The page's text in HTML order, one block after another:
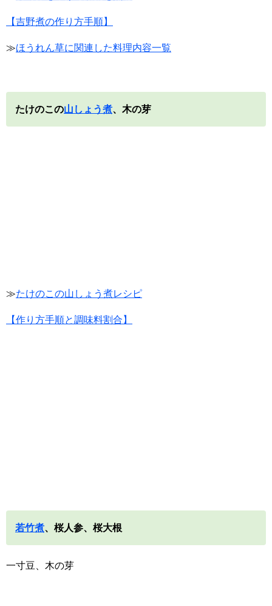
【吉野煮の作り方手順】
≫ほうれん草に関連した料理内容一覧
たけのこの山しょう煮、木の芽
≫たけのこの山しょう煮レシピ
【作り方手順と調味料割合】
若竹煮、桜人参、桜大根
一寸豆、木の芽